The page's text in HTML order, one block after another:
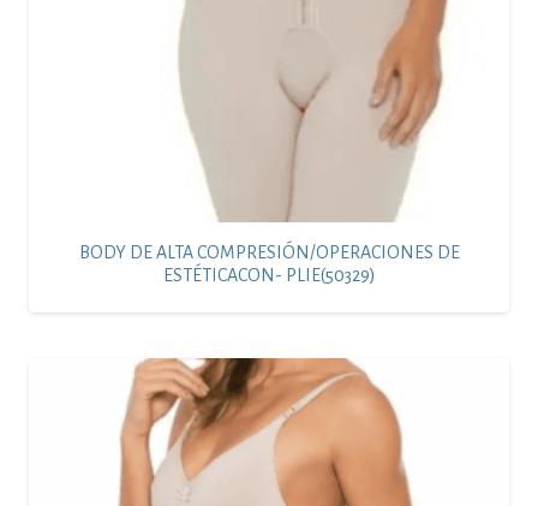
BODY DE ALTA COMPRESIÓN/OPERACIONES DE
ESTÉTICACON- PLIE(50329)